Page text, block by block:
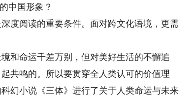
中国形象？
阅读的重要条件。面对跨文化语境，更需
命运千差万别，但对美好生活的不懈追
共鸣的。所以要贯穿全人类认可的价值理
幻小说《三体》进行了关于人类命运与未来